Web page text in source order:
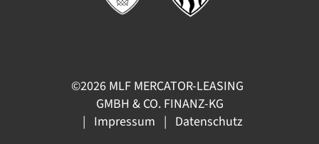
©2026 MLF MERCATOR-LEASING
GMBH & CO. FINANZ-KG
| Impressum | Datenschutz